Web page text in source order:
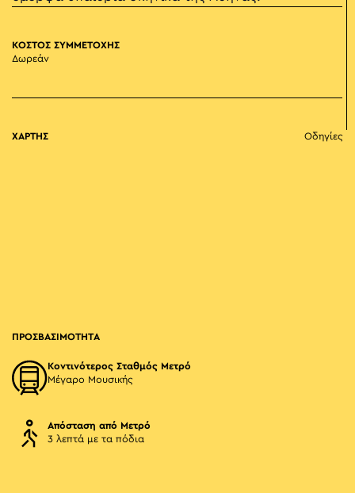
ΚΟΣΤΟΣ ΣΥΜΜΕΤΟΧΗΣ
Δωρεάν
ΧΑΡΤΗΣ Οδηγίες
ΠΡΟΣΒΑΣΙΜΟΤΗΤΑ
Κοντινότερος Σταθμός Μετρό
Μέγαρο Μουσικής
Απόσταση από Μετρό
3 λεπτά με τα πόδια